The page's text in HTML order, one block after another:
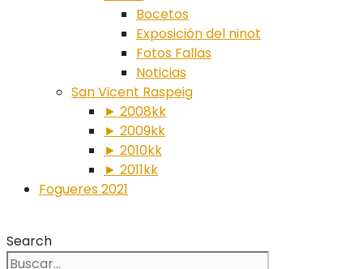
Bocetos
Exposición del ninot
Fotos Fallas
Noticias
San Vicent Raspeig
► 2008kk
► 2009kk
► 2010kk
► 2011kk
Fogueres 2021
Search